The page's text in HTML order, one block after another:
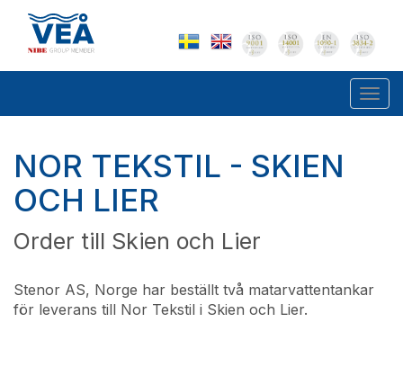
NOR TEKSTIL - SKIEN
OCH LIER
Order till Skien och Lier
Stenor AS, Norge har beställt två matarvattentankar
för leverans till Nor Tekstil i Skien och Lier.